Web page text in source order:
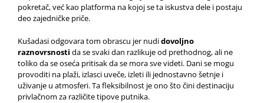
pokretač, već kao platforma na kojoj se ta iskustva dele i postaju
deo zajedničke priče.
Kušadasi odgovara tom obrascu jer nudidovoljno
raznovrsnosti da se svaki dan razlikuje od prethodnog, ali ne
toliko da se oseća pritisak da se mora sve videti. Dani se mogu
provoditi na plaži, izlasci uveče, izleti ili jednostavno šetnje i
uživanje u atmosferi. Ta fleksibilnost je ono što čini destinaciju
privlačnom za različite tipove putnika.